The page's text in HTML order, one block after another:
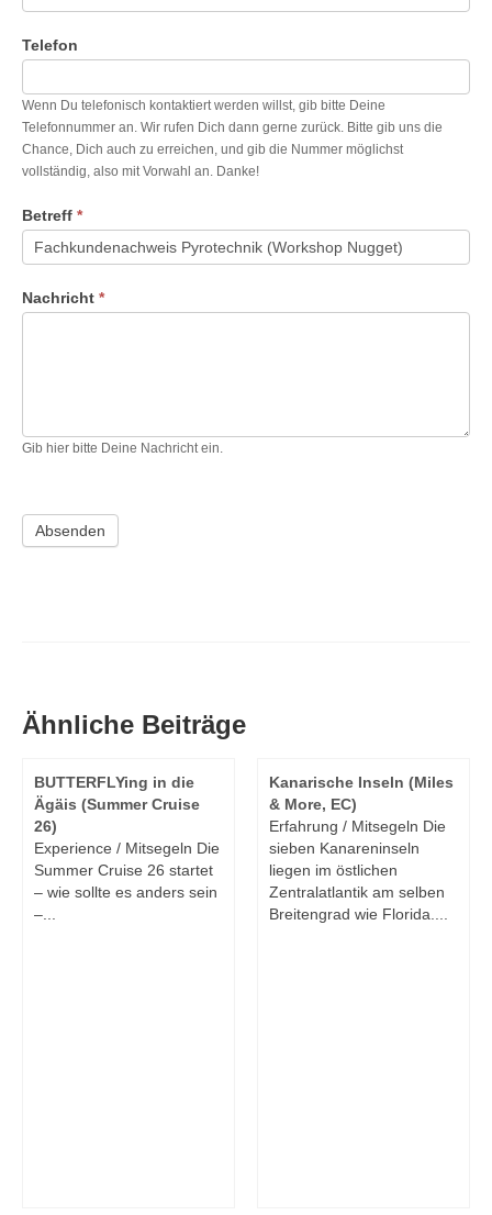
Telefon
Wenn Du telefonisch kontaktiert werden willst, gib bitte Deine
Telefonnummer an. Wir rufen Dich dann gerne zurück. Bitte gib uns die
Chance, Dich auch zu erreichen, und gib die Nummer möglichst
vollständig, also mit Vorwahl an. Danke!
Betreff *
Nachricht *
Gib hier bitte Deine Nachricht ein.
Ähnliche Beiträge
BUTTERFLYing in die
Ägäis (Summer Cruise
26)
Experience / Mitsegeln Die
Summer Cruise 26 startet
– wie sollte es anders sein
–...
Kanarische Inseln (Miles
& More, EC)
Erfahrung / Mitsegeln Die
sieben Kanareninseln
liegen im östlichen
Zentralatlantik am selben
Breitengrad wie Florida....